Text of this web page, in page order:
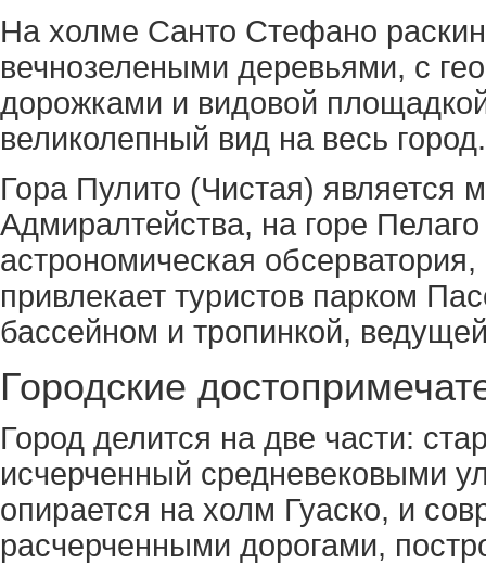
На холме Санто Стефано
вечнозелеными деревьями, с
дорожками и видовой
великолепный вид на весь город.
Гора Пулито (Чистая) является
Адмиралтейства, на горе
астрономическая
привлекает туристов парком
бассейном и тропинкой,
Городские
Город делится на две части:
исчерченный средневековыми
опирается на холм Гуаско, и
расчерченными дорогами,